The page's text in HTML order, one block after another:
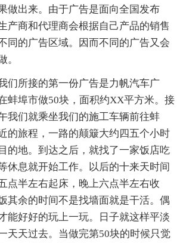
做出来。由于广告是面向全国发布
产商和代理商会根据自己产品的销售
同的广告区域。因而不同的广告又会
。
所接的第一份广告是力帆汽车广
蚌埠市做50块，面积约XX平方米。接
我们就乘坐我们的施工车辆前往蚌
的旅程，一路的颠簸大约四五个小时
的地。到达之后，就找了一家饭店吃
休息就开始工作。以后的十来天时间
点半左右起床，晚上六点半左右收
其余的时间不是找墙面就是干活。偶
能好好的玩上一玩。日子就这样平淡
天天过去。当做完第50块的时候只觉